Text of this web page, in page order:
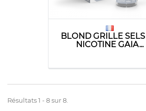
BLOND GRILLE
NICOTINE GAIA...
Résultats 1 - 8 sur 8.